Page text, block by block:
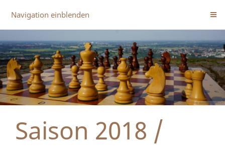
Navigation einblenden
Saison 2018 /